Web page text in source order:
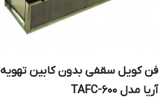
فن کویل سقفی بدون کابین تهویه
آریا مدل TAFC-600